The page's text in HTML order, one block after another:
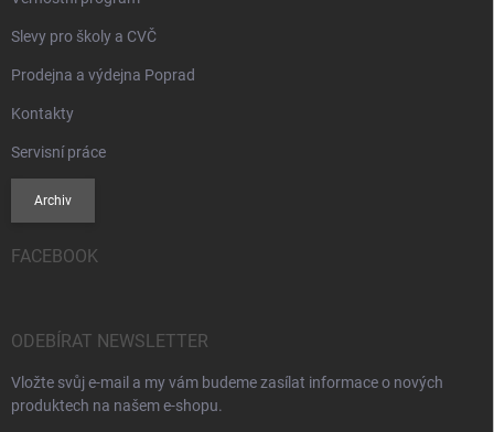
Slevy pro školy a CVČ
Prodejna a výdejna Poprad
Kontakty
Servisní práce
Archiv
FACEBOOK
ODEBÍRAT NEWSLETTER
Vložte svůj e-mail a my vám budeme zasílat informace o nových
produktech na našem e-shopu.